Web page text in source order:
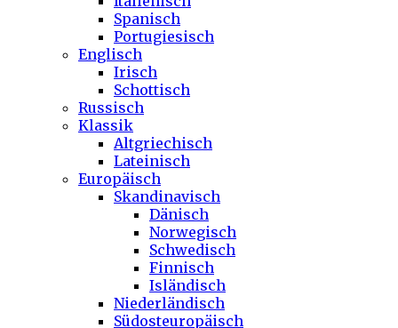
Spanisch
Portugiesisch
Englisch
Irisch
Schottisch
Russisch
Klassik
Altgriechisch
Lateinisch
Europäisch
Skandinavisch
Dänisch
Norwegisch
Schwedisch
Finnisch
Isländisch
Niederländisch
Südosteuropäisch